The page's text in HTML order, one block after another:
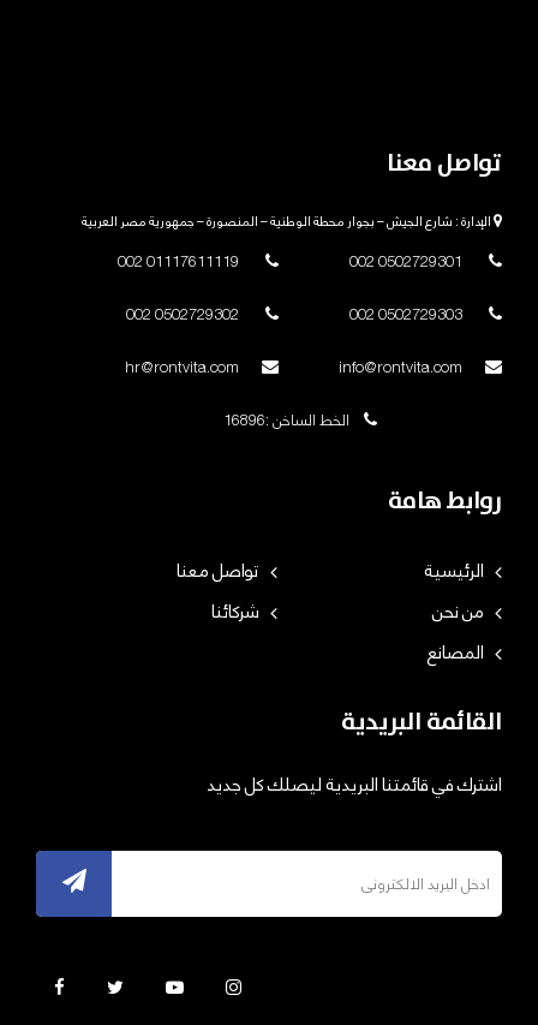
تواصل معنا
الإدارة : شارع الجيش – بجوار محطة الوطنية – المنصورة – جمهورية مصر العربية
الخط الساخن :16896
روابط هامة
الرئيسية
تواصل معنا
من نحن
شركائنا
المصانع
القائمة البريدية
اشترك في قائمتنا البريدية ليصلك كل جديد